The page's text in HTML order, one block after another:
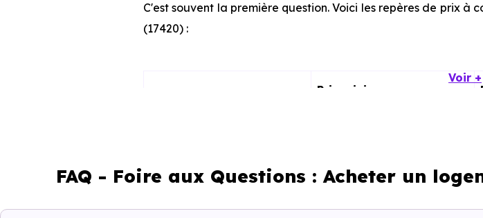
C'est souvent la première question. Voici les repères de prix
(17420) :
Prix minimum
2 153 € /m²
Voir +
FAQ - Foire aux Questions : Acheter un